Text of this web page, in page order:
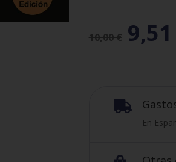
10,00€ 9,51

En